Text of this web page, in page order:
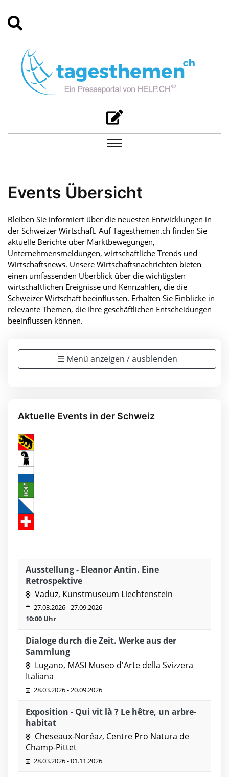
Events Übersicht
Bleiben Sie informiert über die neuesten Entwicklungen in
der Schweizer Wirtschaft. Auf Tagesthemen.ch finden Sie
aktuelle Berichte über Marktbewegungen,
Unternehmensmeldungen, wirtschaftliche Trends und
Wirtschaftsnews. Unsere Wirtschaftsnachrichten bieten
einen umfassenden Überblick über die wichtigsten
wirtschaftlichen Ereignisse und Kennzahlen, die die
Schweizer Wirtschaft beeinflussen. Erhalten Sie Einblicke in
relevante Themen, die Ihre geschäftlichen Entscheidungen
beeinflussen können.
☰ Menü anzeigen / ausblenden
Aktuelle Events in der Schweiz
Ausstellung - Eleanor Antin. Eine
Retrospektive
Vaduz, Kunstmuseum Liechtenstein
27.03.2026 - 27.09.2026
10:00 Uhr
Dialoge durch die Zeit. Werke aus der
Sammlung
Lugano, MASI Museo d'Arte della Svizzera
Italiana
28.03.2026 - 20.09.2026
Exposition - Qui vit là ? Le hêtre, un arbre-
habitat
Cheseaux-Noréaz, Centre Pro Natura de
Champ-Pittet
28.03.2026 - 01.11.2026